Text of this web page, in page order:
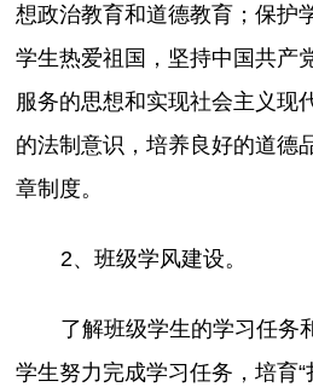
想政治教育和道德教育；保护
学生热爱祖国，坚持中国共产
服务的思想和实现社会主义现
的法制意识，培养良好的道德
章制度。
2、班级学风建设。
了解班级学生的学习任务
学生努力完成学习任务，培育